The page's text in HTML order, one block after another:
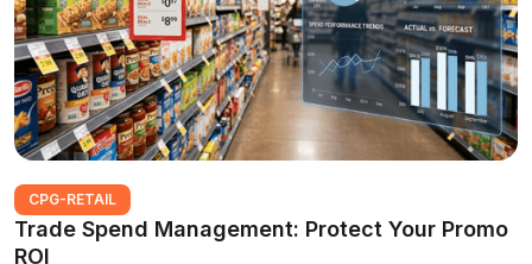
CPG-RETAIL
Trade Spend Management: Protect Your Promo
ROI